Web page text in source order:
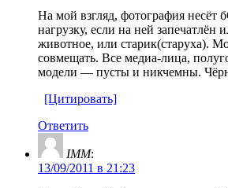
На мой взгляд, фотография
нагрузку, если на ней запечатлён
животное, или старик(старуха).
совмещать. Все медиа-лица,
модели — пусты и никчемны.
[Цитировать]
Ответить
IMM:
13/09/2011 в 21:23